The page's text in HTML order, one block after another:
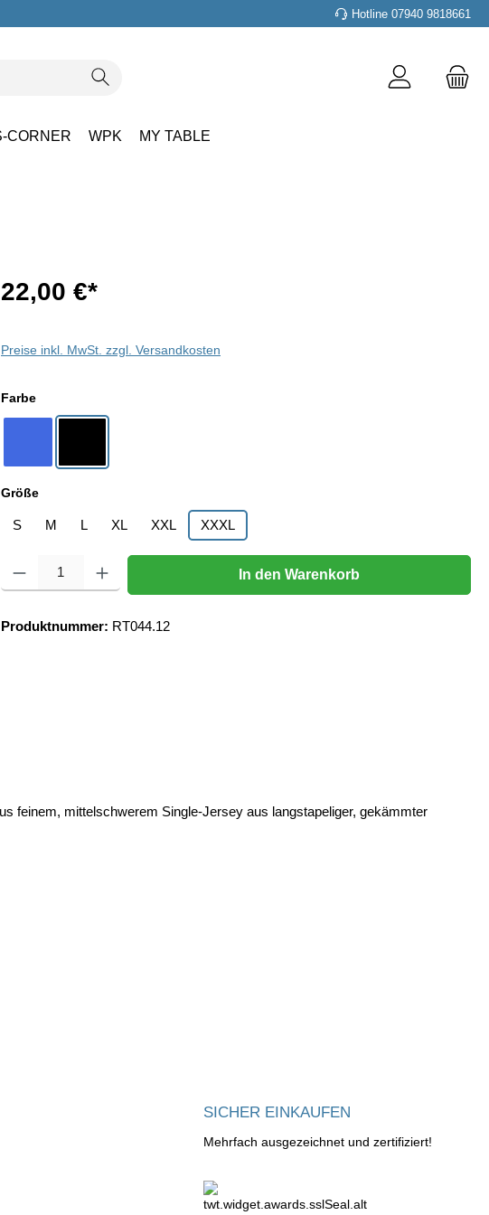
Hotline 07940 9818661
CORNER WPK MY TABLE
22,00 €*
Preise inkl. MwSt. zzgl. Versandkosten
Farbeauswählen
Größeauswählen
S M L XL XXL XXXL
Produkt Anzahl: Gib den gewünschten Wert ein oder benutze die Schaltflächen um die Anzahl zu
In den Warenkorb
Produktnummer: RT044.12
feinem, mittelschwerem Single-Jersey aus langstapeliger, gekämmter
SICHER EINKAUFEN
Mehrfach ausgezeichnet und zertifiziert!